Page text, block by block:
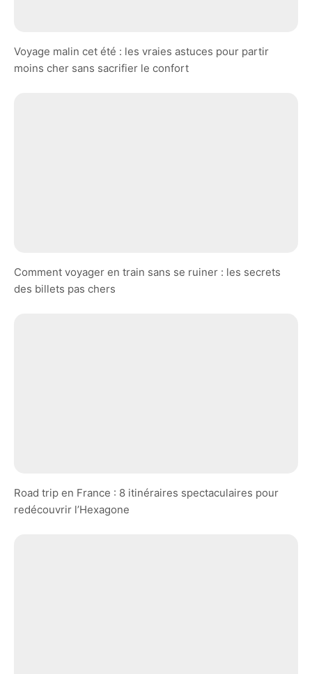
Voyage malin cet été : les vraies astuces pour partir
moins cher sans sacrifier le confort
Comment voyager en train sans se ruiner : les secrets
des billets pas chers
Road trip en France : 8 itinéraires spectaculaires pour
redécouvrir l’Hexagone